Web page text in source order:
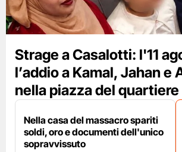
Strage a Casalotti: l'11
l’addio a Kamal, Jahan e
nella piazza del quartiere
Nella casa del massacro spariti
soldi, oro e documenti dell'unico
sopravvissuto